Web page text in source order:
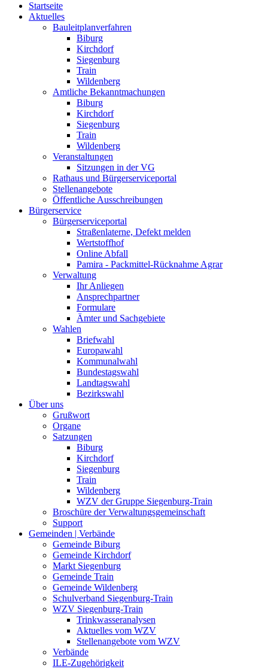
Startseite
Aktuelles
Bauleitplanverfahren
Biburg
Kirchdorf
Siegenburg
Train
Wildenberg
Amtliche Bekanntmachungen
Biburg
Kirchdorf
Siegenburg
Train
Wildenberg
Veranstaltungen
Sitzungen in der VG
Rathaus und Bürgerserviceportal
Stellenangebote
Öffentliche Ausschreibungen
Bürgerservice
Bürgerserviceportal
Straßenlaterne, Defekt melden
Wertstoffhof
Online Abfall
Pamira - Packmittel-Rücknahme Agrar
Verwaltung
Ihr Anliegen
Ansprechpartner
Formulare
Ämter und Sachgebiete
Wahlen
Briefwahl
Europawahl
Kommunalwahl
Bundestagswahl
Landtagswahl
Bezirkswahl
Über uns
Grußwort
Organe
Satzungen
Biburg
Kirchdorf
Siegenburg
Train
Wildenberg
WZV der Gruppe Siegenburg-Train
Broschüre der Verwaltungsgemeinschaft
Support
Gemeinden | Verbände
Gemeinde Biburg
Gemeinde Kirchdorf
Markt Siegenburg
Gemeinde Train
Gemeinde Wildenberg
Schulverband Siegenburg-Train
WZV Siegenburg-Train
Trinkwasseranalysen
Aktuelles vom WZV
Stellenangebote vom WZV
Verbände
ILE-Zugehörigkeit